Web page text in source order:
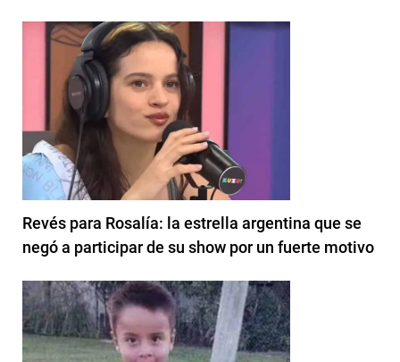
Revés para Rosalía: la estrella argentina que se
negó a participar de su show por un fuerte motivo